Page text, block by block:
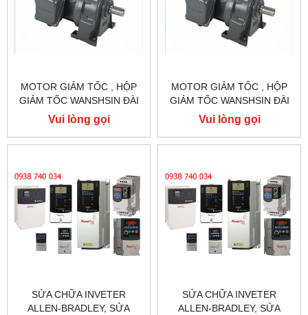
MOTOR GIẢM TỐC , HỘP
GIẢM TỐC WANSHSIN ĐÀI
LOAN 1.5KW 1500W 2HP AC
BA PHA 220 V / 380V
Vui lòng gọi
MOTOR GIẢM TỐC , HỘP
GIẢM TỐC WANSHSIN ĐÀI
LOAN 1.5KW 1500W 2HP AC
BA PHA 220 V / 380V
Vui lòng gọi
SỬA CHỮA INVETER
ALLEN-BRADLEY, SỬA
SỬA CHỮA INVETER
ALLEN-BRADLEY, SỬA